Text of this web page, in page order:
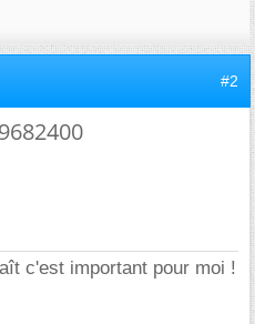
#2
c'est important pour moi !